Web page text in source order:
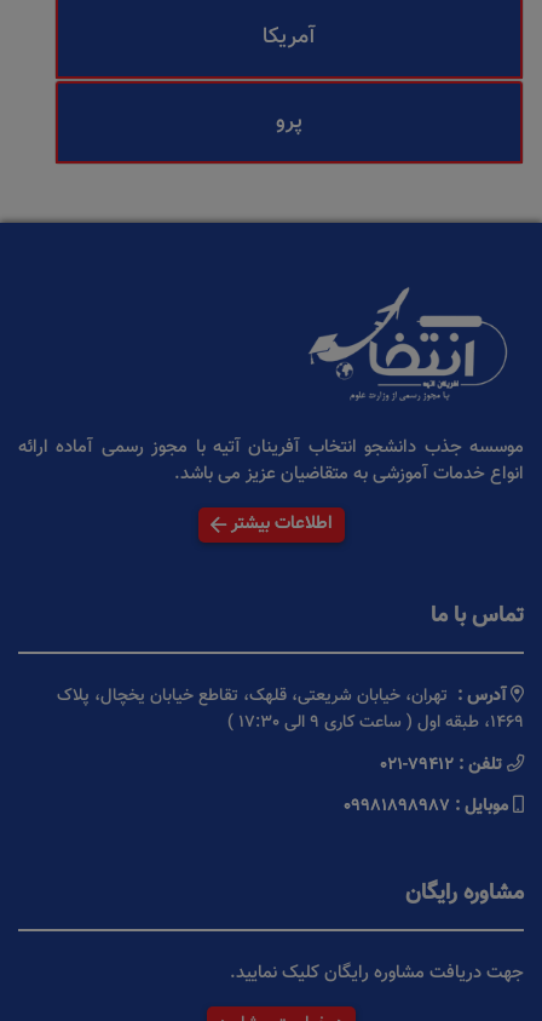
آمریکا
پرو
موسسه جذب دانشجو انتخاب آفرینان آتیه با مجوز رسمی آماده ارائه
انواع خدمات آموزشی به متقاضیان عزیز می باشد.
اطلاعات بیشتر
تماس با ما
آدرس : تهران، خیابان شریعتی، قلهک، تقاطع خیابان یخچال، پلاک
1469، طبقه اول ( ساعت کاری 9 الی 17:30 )
تلفن : 021-79412
موبایل : 09981898987
مشاوره رایگان
جهت دریافت مشاوره رایگان کلیک نمایید.